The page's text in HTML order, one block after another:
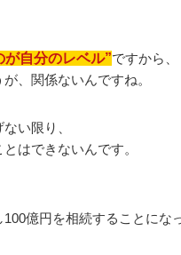
が自分のレベル”ですから、
、関係ないんですね。
い限り、
はできないんです。
億円を相続することにな